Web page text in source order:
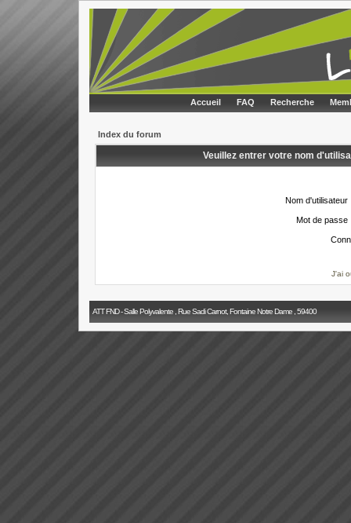
Accueil FAQ Recherche
Index du forum
Veuillez entrer votre nom
Nom d'utilisateur
Mot de passe
J'ai
ATT FND - Salle Polyvalente , Rue Sadi Carnot, Fontaine Notre Dame , 59400